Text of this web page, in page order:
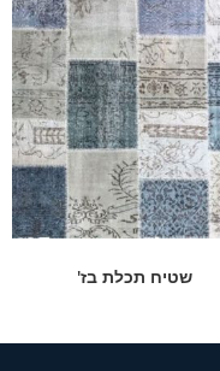
שטיח תכלת בז'